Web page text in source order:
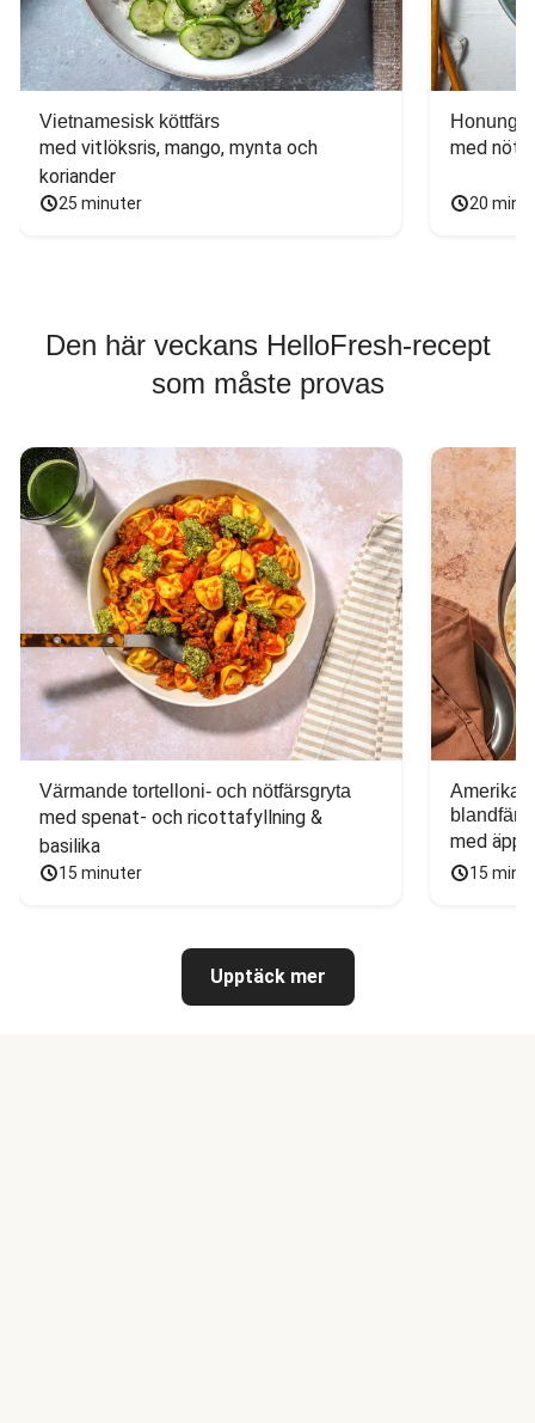
Vietnamesisk köttfärs
med vitlöksris, mango, mynta och
koriander
25 minuter
med
20
Den här veckans HelloFresh-recept
som måste provas
Värmande tortelloni- och nötfärsgryta
med spenat- och ricottafyllning &
basilika
15 minuter
blandfärs
med
15
Upptäck mer